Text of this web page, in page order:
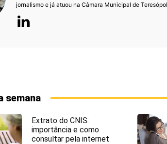
jornalismo e já atuou na Câmara Municipal de
semana
Extrato do CNIS:
importância e como
consultar pela internet